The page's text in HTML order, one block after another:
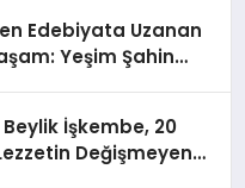
Edebiyata Uzanan
Yeşim Şahin
İşkembe, 20
Değişmeyen